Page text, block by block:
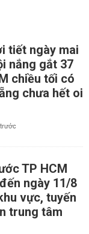
tiết ngày mai
nắng gắt 37
chiều tối có
chưa hết oi
TP HCM
ngày 11/8
vực, tuyến
trung tâm